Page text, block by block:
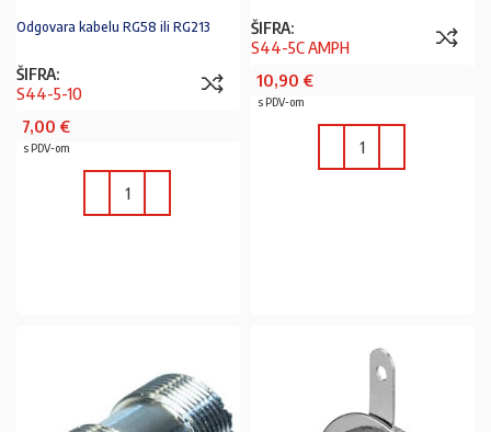
Odgovara kabelu RG58 ili RG213
ŠIFRA:
S44-5-10
7,00 €
s PDV-om
ŠIFRA:
S44-5C AMPH
10,90 €
s PDV-om